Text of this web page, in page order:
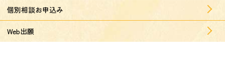
個別相談お申込み
Web出願